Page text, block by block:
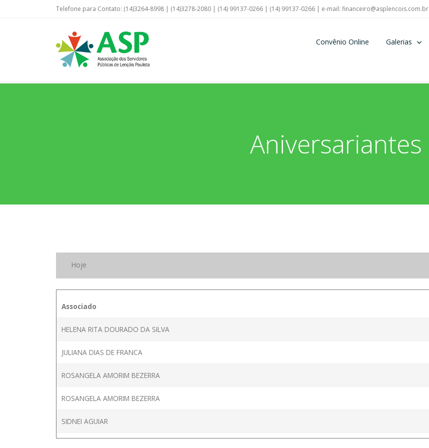
Telefone para Contato: (14)3264-8998 | (14)3278-2080 | (14) 99137-0266 | (14) 99137-0266 | e-mail: financeiro@asplencois.com.br
Convênio Online Galerias
Aniversariantes
Hoje
Associado
HELENA RITA DOURADO DA SILVA
JULIANA DIAS DE FRANCA
ROSANGELA AMORIM BEZERRA
ROSANGELA AMORIM BEZERRA
SIDNEI AGUIAR